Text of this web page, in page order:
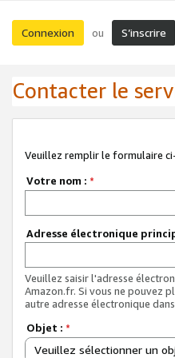
Connexion ou S’inscrire
Contacter le
Veuillez remplir le formulaire
Votre nom : *
Adresse électronique
Veuillez saisir l'adresse
Amazon.fr. Si vous ne pouvez
autre adresse électronique
Objet : *
Veuillez sélectionner un